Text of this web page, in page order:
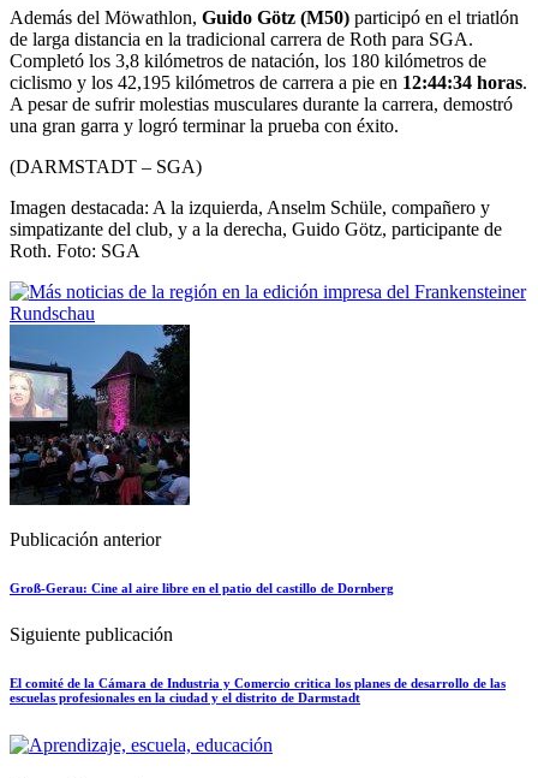
Además del Möwathlon, Guido Götz (M50) participó en el triatlón
de larga distancia en la tradicional carrera de Roth para SGA.
Completó los 3,8 kilómetros de natación, los 180 kilómetros de
ciclismo y los 42,195 kilómetros de carrera a pie en 12:44:34 horas.
A pesar de sufrir molestias musculares durante la carrera, demostró
una gran garra y logró terminar la prueba con éxito.
(DARMSTADT – SGA)
Imagen destacada: A la izquierda, Anselm Schüle, compañero y
simpatizante del club, y a la derecha, Guido Götz, participante de
Roth. Foto: SGA
Publicación anterior
Groß-Gerau: Cine al aire libre en el patio del castillo de Dornberg
Siguiente publicación
El comité de la Cámara de Industria y Comercio critica los planes de desarrollo de las
escuelas profesionales en la ciudad y el distrito de Darmstadt